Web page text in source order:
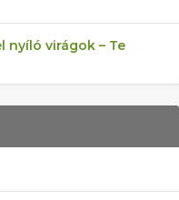
nyíló virágok – Te